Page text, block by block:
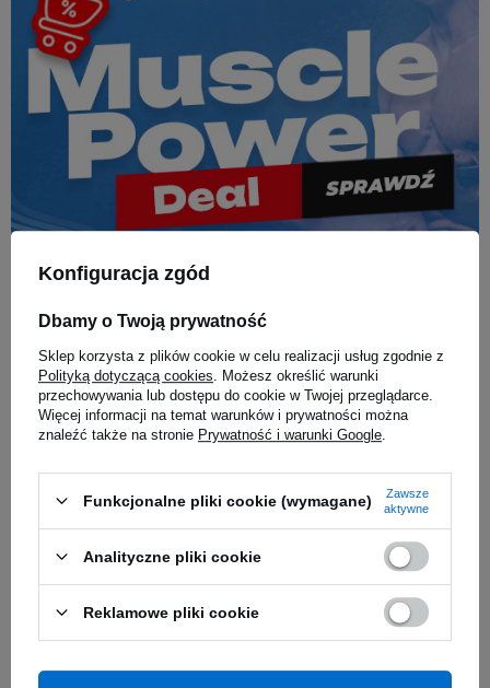
Muscle Power Deal - Najgorętsze promocje w jednym miejscu!
Konfiguracja zgód
Dbamy o Twoją prywatność
Sklep korzysta z plików cookie w celu realizacji usług zgodnie z
Polityką dotyczącą cookies . Możesz określić warunki
przechowywania lub dostępu do cookie w Twojej przeglądarce.
Więcej informacji na temat warunków i prywatności można
znaleźć także na stronie Prywatność i warunki Google
Funkcjonalne pliki cookie (wymagane)
Zawsze
aktywne
Analityczne pliki cookie
Reklamowe pliki cookie